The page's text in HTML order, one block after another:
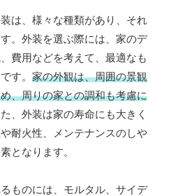
は、様々な種類があり、それ
。外装を選ぶ際には、家のデ
費用などを考えて、最適なも
す。 家の外観は、周囲の景観
、周りの家との調和も考慮に
た、外装は家の寿命にも大きく
耐火性、メンテナンスのしや
となります。
ものには、モルタル、サイデ